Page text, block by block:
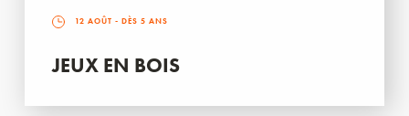
12 AOÛT - DÈS 5 ANS
JEUX EN BOIS